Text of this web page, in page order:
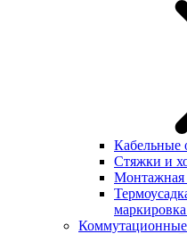
Кабельные
Стяжки и
Монтажная
маркировка
Коммутационные